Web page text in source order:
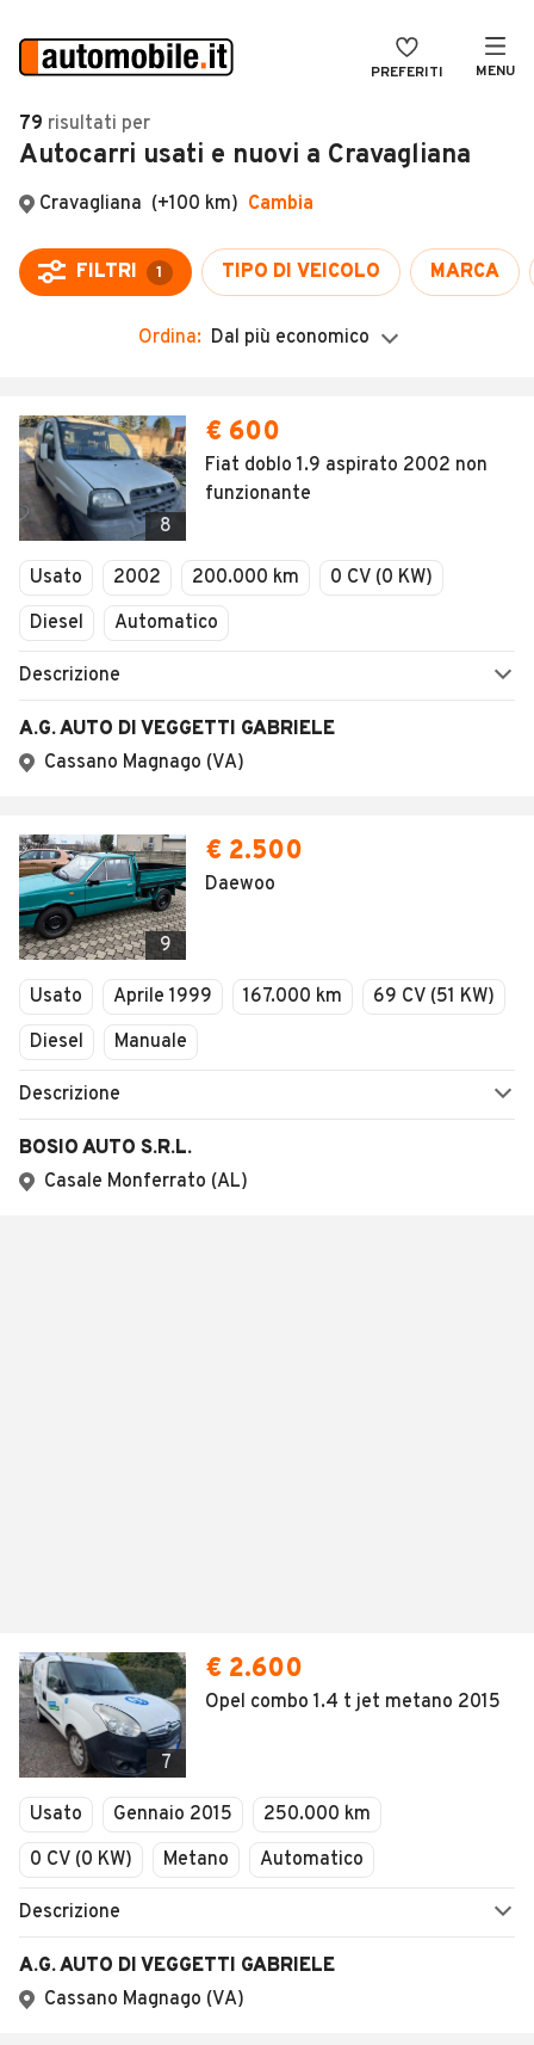
PREFERITI MENU
Auto
Auto usate
Auto Km 0
Auto Nuove
Noleggio a lungo termine
Moto
Camper
Veicoli Commerciali
Concessionari
VENDI
MAGAZINE
ACCEDI
79 risultati per
Autocarri usati e nuovi a Cravagliana
Ordina: Dal più economico
8
€ 600
Fiat doblo 1.9 aspirato 2002 non
funzionante
Usato 2002 200.000 km
0 CV (0 KW)
Diesel
Automatico
Descrizione
A.G. AUTO DI VEGGETTI GABRIELE
Cassano Magnago (VA)
9
€ 2.500
Daewoo
Usato Aprile 1999 167.000 km
69 CV (51 KW)
Diesel
Manuale
Descrizione
BOSIO AUTO S.R.L.
Casale Monferrato (AL)
7
€ 2.600
Opel combo 1.4 t jet metano 2015
Usato Gennaio 2015
250.000 km
0 CV (0 KW)
Metano Automatico
Descrizione
A.G. AUTO DI VEGGETTI GABRIELE
Cassano Magnago (VA)